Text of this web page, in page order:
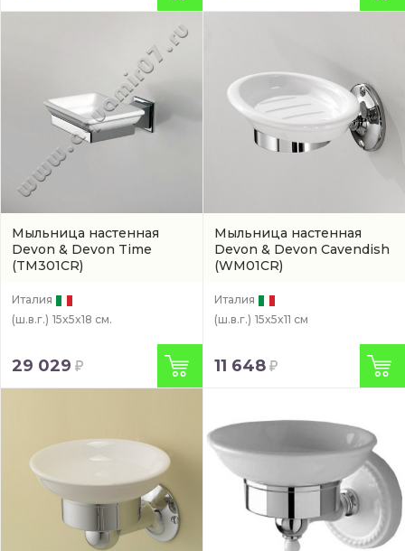
Мыльница настенная
Devon & Devon Time
(TM301CR)
Италия
(ш.в.г.) 15x5x18 см.
29 029
Мыльница настенная
Devon & Devon Cavendish
(WM01CR)
Италия
(ш.в.г.) 15x5x11 см
11 648